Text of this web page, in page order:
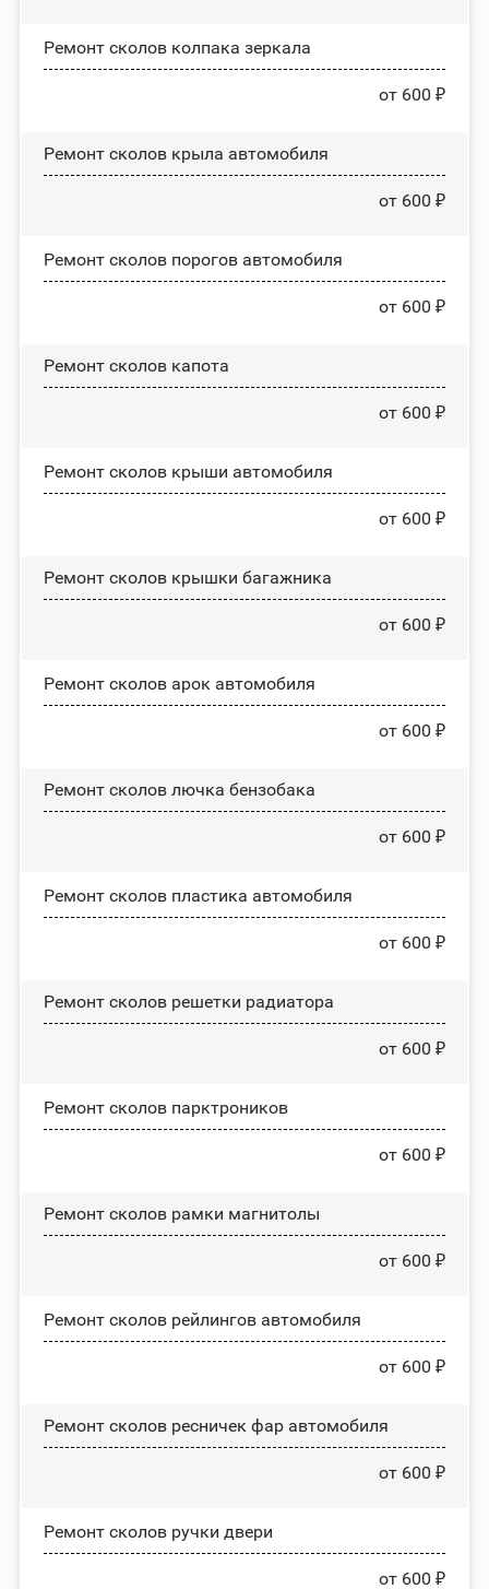
Ремонт сколов колпака зеркала
от 600 ₽
Ремонт сколов крыла автомобиля
от 600 ₽
Ремонт сколов порогов автомобиля
от 600 ₽
Ремонт сколов капота
от 600 ₽
Ремонт сколов крыши автомобиля
от 600 ₽
Ремонт сколов крышки багажника
от 600 ₽
Ремонт сколов арок автомобиля
от 600 ₽
Ремонт сколов лючка бензобака
от 600 ₽
Ремонт сколов пластика автомобиля
от 600 ₽
Ремонт сколов решетки радиатора
от 600 ₽
Ремонт сколов парктроников
от 600 ₽
Ремонт сколов рамки магнитолы
от 600 ₽
Ремонт сколов рейлингов автомобиля
от 600 ₽
Ремонт сколов ресничек фар автомобиля
от 600 ₽
Ремонт сколов ручки двери
от 600 ₽